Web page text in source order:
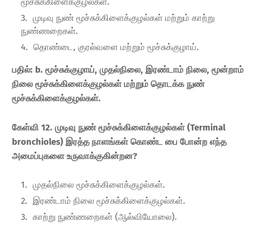
முடிவு நுண் மூச்சுக்கிளைக்குழல்கள் மற்றும் காற்று
நுண்ணறைகள்.
தொண்டை, குரல்வளை மற்றும் மூச்சுக்குழாய்.
பதில்: b. மூச்சுக்குழாய், முதல்நிலை, இரண்டாம் நிலை, மூன்றாம்
நிலை மூச்சுக்கிளைக்குழல்கள் மற்றும் தொடக்க நுண்
மூச்சுக்கிளைக்குழல்கள்.
கேள்வி 12. முடிவு நுண் மூச்சுக்கிளைக்குழல்கள் (Terminal
bronchioles) இரத்த நாளங்கள் கொண்ட பை போன்ற எந்த
அமைப்புகளை உருவாக்குகின்றன?
முதல்நிலை மூச்சுக்கிளைக்குழல்கள்.
இரண்டாம் நிலை மூச்சுக்கிளைக்குழல்கள்.
காற்று நுண்ணறைகள் (ஆல்வியோலை).